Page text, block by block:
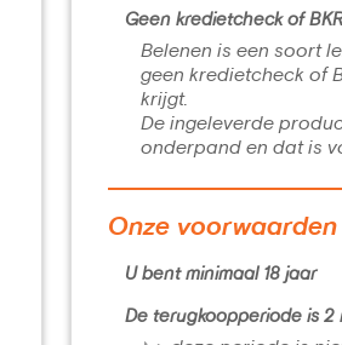
Geen kredietcheck of
Belenen is een soort
geen kredietcheck of
krijgt.
De ingeleverde
onderpand en dat is
Onze voorwaarden
U bent minimaal 18 jaar
De terugkoopperiode is 2